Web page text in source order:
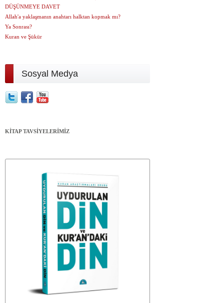
DÜŞÜNMEYE DAVET
Allah'a yaklaşmanın anahtarı halktan kopmak mı?
Ya Sonrası?
Kuran ve Şükür
Sosyal Medya
KİTAP TAVSİYELERİMİZ